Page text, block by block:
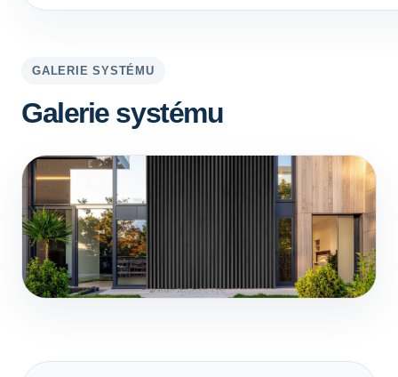
GALERIE SYSTÉMU
Galerie systému